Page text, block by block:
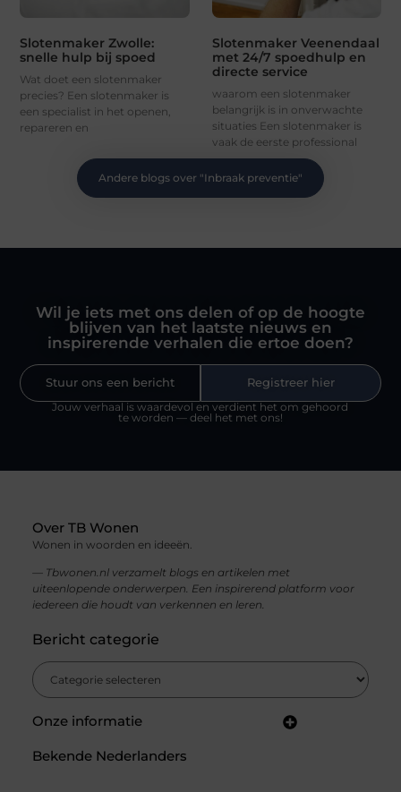
Slotenmaker Zwolle:
snelle hulp bij spoed
Wat doet een slotenmaker
precies? Een slotenmaker is
een specialist in het openen,
repareren en
Slotenmaker Veenendaal
met 24/7 spoedhulp en
directe service
waarom een slotenmaker
belangrijk is in onverwachte
situaties Een slotenmaker is
vaak de eerste professional
Andere blogs over "Inbraak preventie"
Wil je iets met ons delen of op de hoogte
blijven van het laatste nieuws en
inspirerende verhalen die ertoe doen?
Stuur ons een bericht
Registreer hier
Jouw verhaal is waardevol en verdient het om gehoord
te worden — deel het met ons!
Over TB Wonen
Wonen in woorden en ideeën.
— Tbwonen.nl verzamelt blogs en artikelen met
uiteenlopende onderwerpen. Een inspirerend platform voor
iedereen die houdt van verkennen en leren.
Bericht categorie
Onze informatie
Bekende Nederlanders